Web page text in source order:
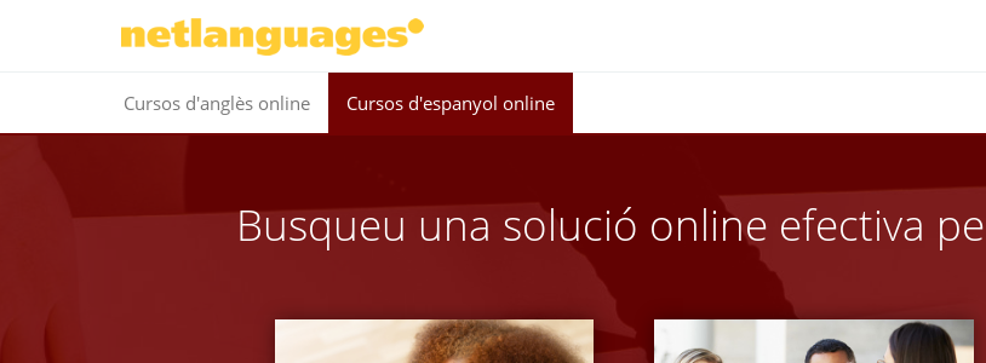
Cursos d'anglès online Cursos d'espanyol online
Busqueu una solució online efectiva